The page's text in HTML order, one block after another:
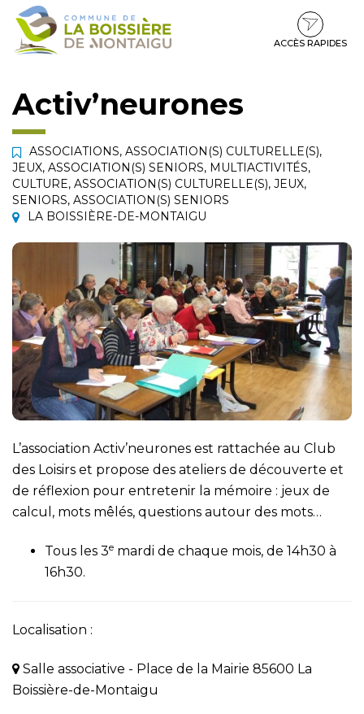
Gestion des traceurs
Aller
Aller
contenu
Aller
pied
ACCÈS RAPIDES
Activ’neurones
ASSOCIATIONS, ASSOCIATION(S) CULTURELLE(S),
JEUX, ASSOCIATION(S) SENIORS, MULTIACTIVITÉS,
CULTURE, ASSOCIATION(S) CULTURELLE(S), JEUX,
SENIORS, ASSOCIATION(S) SENIORS
LA BOISSIÈRE-DE-MONTAIGU
L’association Activ’neurones est rattachée au Club
des Loisirs et propose des ateliers de découverte et
de réflexion pour entretenir la mémoire : jeux de
calcul, mots mêlés, questions autour des mots…
Tous les 3e mardi de chaque mois, de 14h30 à
16h30.
Localisation :
Salle associative - Place de la Mairie 85600 La
Boissière-de-Montaigu